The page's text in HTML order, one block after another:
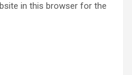
in this browser for the